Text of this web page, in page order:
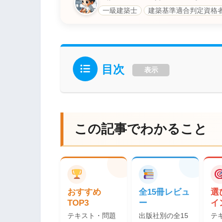
一級建築士 建築基準適合判定資格
目次 表示
この記事でわかること
おすすめ
TOP3
テキスト・問題
全15冊レビュ
ー
出版社別の全15
選
イ
テ